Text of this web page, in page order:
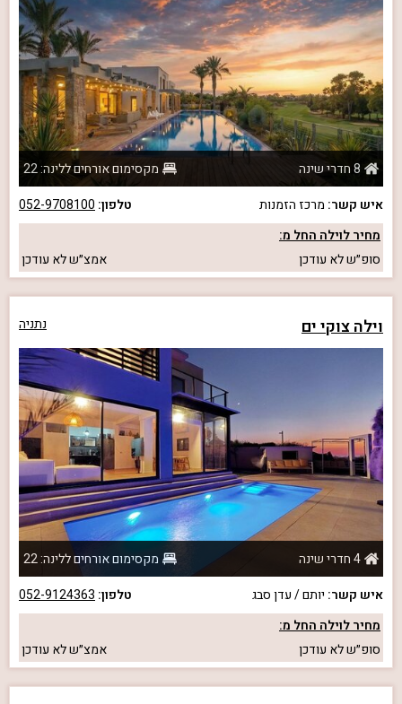
8 חדרי שינה
מקסימום אורחים ללינה: 22
איש קשר: מרכז הזמנות טלפון: 052-9708100
מחיר לוילה החל מ:
סופ״שלא עודכן אמצ״שלא עודכן
וילה צוקי ים נתניה
4 חדרי שינה
מקסימום אורחים ללינה: 22
איש קשר: יותם / עדן סבג טלפון: 052-9124363
מחיר לוילה החל מ:
סופ״שלא עודכן אמצ״שלא עודכן